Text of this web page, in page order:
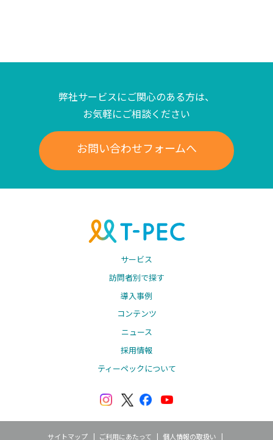
弊社サービスにご関心のある方は、
お気軽にご相談ください
お問い合わせフォームへ
サービス
訪問者別で探す
導入事例
コンテンツ
ニュース
採用情報
ティーペックについて
サイトマップ ご利用にあたって 個人情報の取扱い